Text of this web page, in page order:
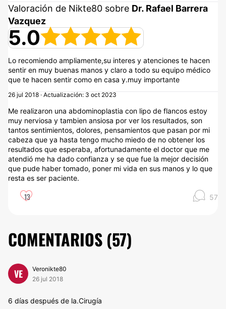
Valoración de Nikte80 sobre Dr. Rafael Barrera
Vazquez
5.0
Lo recomiendo ampliamente,su interes y atenciones te hacen
sentir en muy buenas manos y claro a todo su equipo médico
que te hacen sentir como en casa y.muy importante
26 jul 2018 · Actualización: 3 oct 2023
Me realizaron una abdominoplastia con lipo de flancos estoy
muy nerviosa y tambien ansiosa por ver los resultados, son
tantos sentimientos, dolores, pensamientos que pasan por mi
cabeza que ya hasta tengo mucho miedo de no obtener los
resultados que esperaba, afortunadamente el doctor que me
atendió me ha dado confianza y se que fue la mejor decisión
que pude haber tomado, poner mi vida en sus manos y lo que
resta es ser paciente.
13 57
COMENTARIOS (57)
VE
Veronikte80
26 jul 2018
6 días después de la.Cirugía